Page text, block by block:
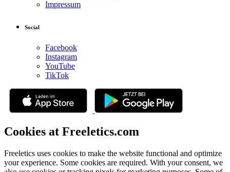
Impressum
Social
Facebook
Instagram
YouTube
TikTok
Cookies at Freeletics.com
Freeletics uses cookies to make the website functional and optimize
your experience. Some cookies are required. With your consent, we